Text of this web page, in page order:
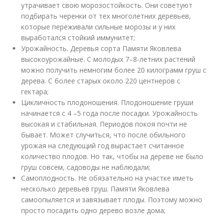
утрачивает свою морозостойкость. Они советуют
подбирать черенки от тех многолетних деревьев,
которые переживали сильные морозы и у них
выработался стойкий иммунитет;
Урожайность. Деревья сорта Памяти Яковлева
высокоурожайные. С молодых 7–8-летних растений
можно получить немногим более 20 килограмм груш с
дерева. С более старых около 220 центнеров с
гектара;
Цикличность плодоношения. Плодоношение груши
начинается с 4 –5 года после посадки. Урожайность
высокая и стабильная. Периодов покоя почти не
бывает. Может случиться, что после обильного
урожая на следующий год вырастает считанное
количество плодов. Но так, чтобы на дереве не было
груш совсем, садоводы не наблюдали;
Самоплодность. Не обязательно на участке иметь
несколько деревьев груш. Памяти Яковлева
самоопыляется и завязывает плоды. Поэтому можно
просто посадить одно дерево возле дома;